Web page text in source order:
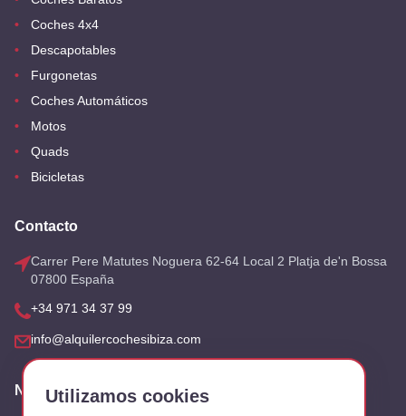
Coches 4x4
Descapotables
Furgonetas
Coches Automáticos
Motos
Quads
Bicicletas
Contacto
Carrer Pere Matutes Noguera 62-64 Local 2 Platja de'n Bossa
07800 España
+34 971 34 37 99
info@alquilercochesibiza.com
Nuestras Oficinas
Utilizamos cookies